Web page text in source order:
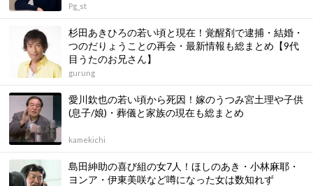
Pg_st
杉田あきひろの若い頃と現在！覚醒剤で逮捕・結婚・
つのだりょうことの再会・最新情報も総まとめ【9代
目うたのお兄さん】
gurung
愛川欽也の若い頃から死因！嫁のうつみ宮土理や子供
(息子/娘)・葬儀と家族の現在も総まとめ
kamekichi
島田紳助の喜び組の女7人！ほしのあき・小林麻耶・
ヨンア・伊東美咲など噂になった女は数知れず